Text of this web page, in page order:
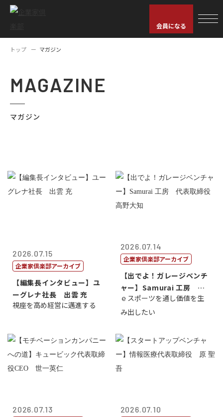
会員になる
トップ マガジン
MAGAZINE
マガジン
2026.07.15
企業家倶楽部アーカイブ
【編集長インタビュー】ユ
ーグレナ社長 出雲 充
視座を高め経営に邁進する
2026.07.14
企業家倶楽部アーカイブ
【出でよ！ガレージベンチ
ャー】Samurai 工房 代
表取締...
ｅスポーツを通し価値を生
み出したい
2026.07.13 2026.07.10